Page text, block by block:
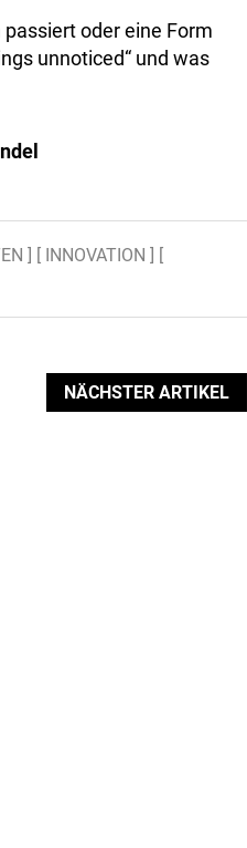
oder eine Form
unnoticed“ und was
] [ INNOVATION ]
[
NÄCHSTER ARTIKEL